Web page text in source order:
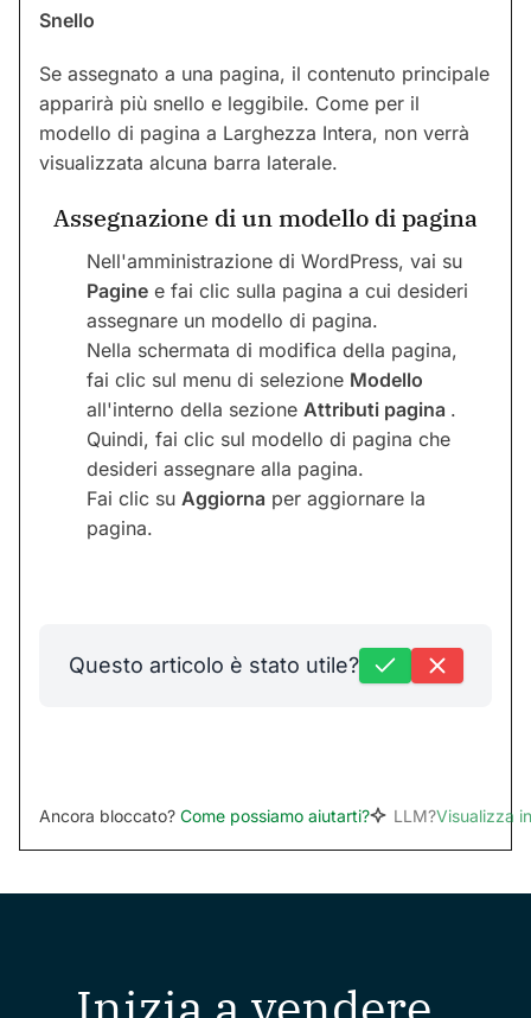
Snello
Se assegnato a una pagina, il contenuto principale
apparirà più snello e leggibile. Come per il
modello di pagina a Larghezza Intera, non verrà
visualizzata alcuna barra laterale.
Assegnazione di un modello di pagina
Nell'amministrazione di WordPress, vai su
Pagine e fai clic sulla pagina a cui desideri
assegnare un modello di pagina.
Nella schermata di modifica della pagina,
fai clic sul menu di selezione Modello
all'interno della sezione Attributi pagina .
Quindi, fai clic sul modello di pagina che
desideri assegnare alla pagina.
Fai clic su Aggiorna per aggiornare la
pagina.
Questo articolo è stato utile?
Ancora bloccato? Come possiamo aiutarti? LLM?Visualizza